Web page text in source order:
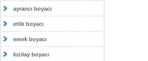
ayrancı boyacı
etlik boyacı
emek boyacı
kızılay boyacı